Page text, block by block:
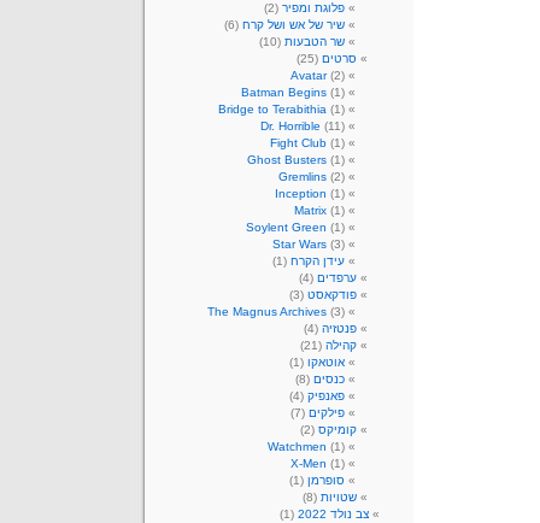
פלוגת ומפיר (2)
שיר של אש ושל קרח (6)
שר הטבעות (10)
סרטים (25)
Avatar(2)
Batman Begins (1)
Bridge to Terabithia (1)
Dr. Horrible (11)
Fight Club (1)
Ghost Busters (1)
Gremlins (2)
Inception (1)
Matrix (1)
Soylent Green (1)
Star Wars (3)
עידן הקרח (1)
ערפדים (4)
פודקאסט (3)
The Magnus Archives (3)
פנטזיה (4)
קהילה (21)
אוטאקו (1)
כנסים (8)
פאנפיק (4)
פילקים (7)
קומיקס (2)
Watchmen (1)
X-Men (1)
סופרמן (1)
שטויות (8)
צב נולד 2022
(1)